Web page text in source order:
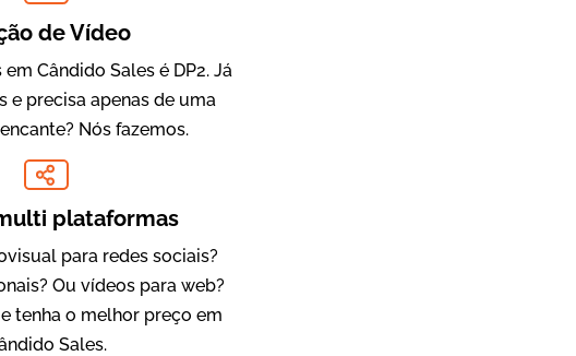
de Vídeo
Cândido Sales é DP2. Já
e precisa apenas de uma
Nós fazemos.
plataformas
para redes sociais?
Ou vídeos para web?
tenha o melhor preço em
Sales.